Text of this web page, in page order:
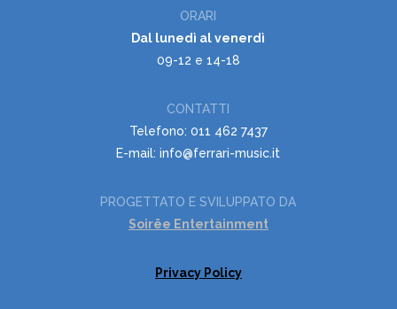
ORARI
Dal lunedì al venerdì
09-12 e 14-18
CONTATTI
Telefono: 011 462 7437
E-mail: info@ferrari-music.it
PROGETTATO E SVILUPPATO DA
Soirëe Entertainment
Privacy Policy